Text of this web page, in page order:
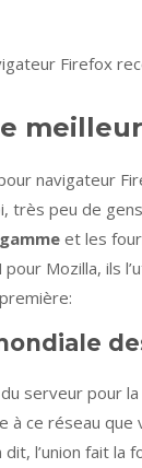
Firefox
navigateur
très peu de
et les
pour Mozilla, ils
première:
serveur pour
à ce réseau
dit, l’union fait la